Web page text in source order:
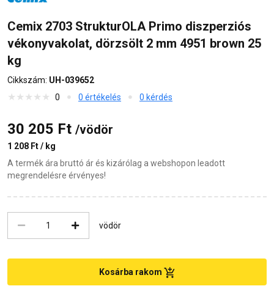
Cemix 2703 StrukturOLA Primo diszperziós
vékonyvakolat, dörzsölt 2 mm 4951 brown 25
kg
Cikkszám: UH-039652
0
0 értékelés 0 kérdés
30 205 Ft /vödör
1 208 Ft / kg
A termék ára bruttó ár és kizárólag a webshopon leadott
megrendelésre érvényes!
vödör
Kosárba rakom